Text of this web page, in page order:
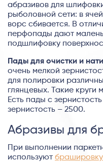
абразивов для
рыболовной сети: в
ворс сбивается. В
перфопады дают
подшлифовку
Пады для очистки и
очень мелкой
для полировки
глянцевых. Такие
Есть пады с
зернистость – 2500.
Абразивы для
При выполнении
используют